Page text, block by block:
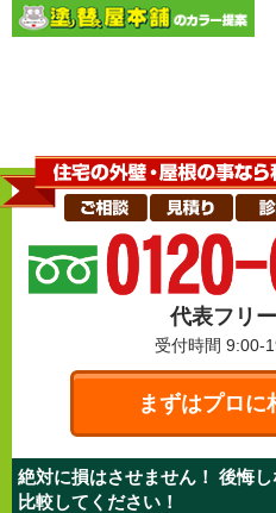
代表フリ
受付時間 9:00-
まずはプロに
絶対に損はさせません！ 後悔
比較してください！